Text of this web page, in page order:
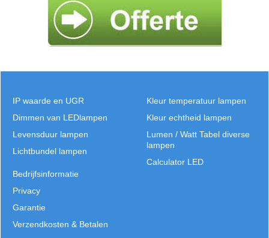
Kleur temperatuur lampen
Kleur echtheid lampen
Lumen / Watt Tabel diverse
lampen
Calculator LED
IP waarde en UGR
Dimmen van LEDlampen
Levensduur lampen
Lichtbundel lampen
Bedrijfsinformatie
Privacy
Garantie
Verzendkosten & Betalen